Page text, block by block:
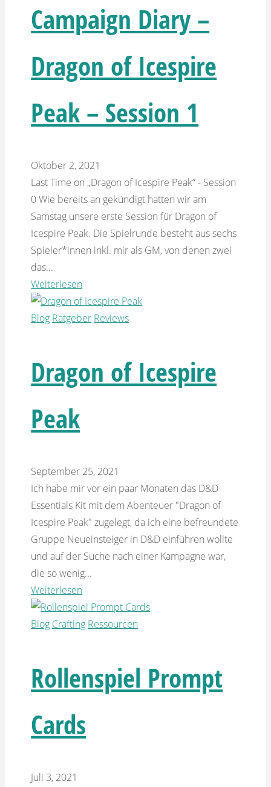
Campaign Diary –
Dragon of Icespire
Peak – Session 1
Oktober 2, 2021
Last Time on „Dragon of Icespire Peak“ - Session
0 Wie bereits an gekündigt hatten wir am
Samstag unsere erste Session für Dragon of
Icespire Peak. Die Spielrunde besteht aus sechs
Spieler*innen inkl. mir als GM, von denen zwei
das...
Weiterlesen
Blog Ratgeber Reviews
Dragon of Icespire
Peak
September 25, 2021
Ich habe mir vor ein paar Monaten das D&D
Essentials Kit mit dem Abenteuer "Dragon of
Icespire Peak" zugelegt, da ich eine befreundete
Gruppe Neueinsteiger in D&D einführen wollte
und auf der Suche nach einer Kampagne war,
die so wenig...
Weiterlesen
Blog Crafting Ressourcen
Rollenspiel Prompt
Cards
Juli 3, 2021